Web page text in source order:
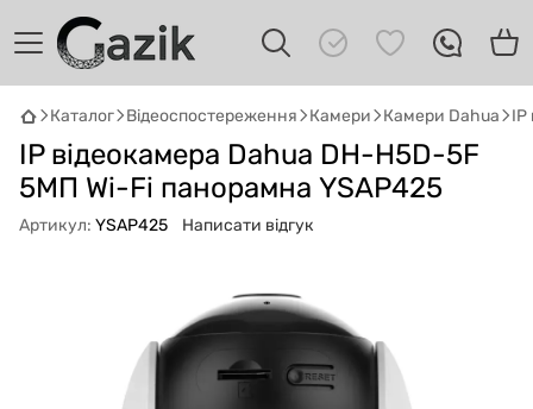
Каталог Відеоспостереження Камери Камери Dahua IP
IP відеокамера Dahua DH-H5D-5F
5МП Wi-Fi панорамна YSAP425
Артикул: YSAP425 Написати відгук
GAZIKAI
Онлайн · пошук техніки
Привіт! 👋 Я Gazik AI — допоможу
підібрати вживану комп'ютерну техніку.